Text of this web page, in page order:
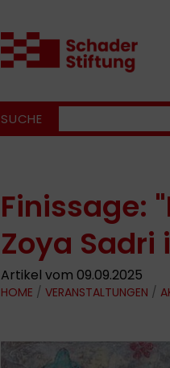
SUCHE
Finissage:
Zoya Sadri
Artikel vom 09.09.2025
HOME / VERANSTALTUNGEN /